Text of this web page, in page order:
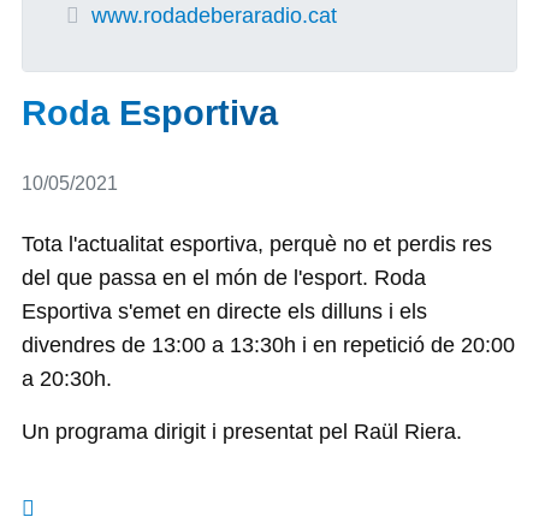
www.rodadeberaradio.cat
Roda Esportiva
Detalls
10/05/2021
Tota l'actualitat esportiva, perquè no et perdis res
del que passa en el món de l'esport. Roda
Esportiva s'emet en directe els dilluns i els
divendres de 13:00 a 13:30h i en repetició de 20:00
a 20:30h.
Un programa dirigit i presentat pel Raül Riera.